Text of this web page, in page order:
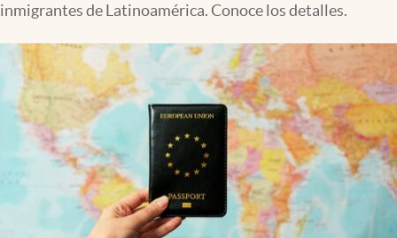
Lifestyle
USA
inmigrantes de Latinoamérica. Conoce los detalles.